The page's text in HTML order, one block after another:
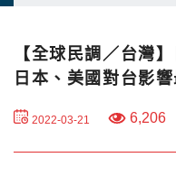
【全球民調／台灣
日本、美國對台影
2022-03-21 6,206